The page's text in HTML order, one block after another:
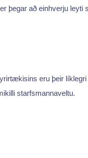
þegar að einhverju
eru þeir
starfsmannaveltu.